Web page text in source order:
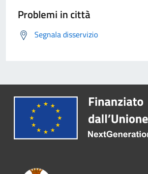
Problemi in città
Segnala disservizio